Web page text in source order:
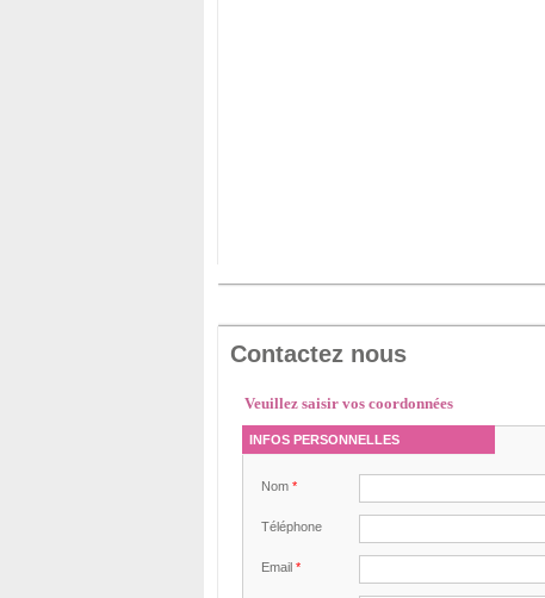
Contactez nous
Veuillez saisir vos coordonnées
INFOS PERSONNELLES
Nom *
Téléphone
Email *